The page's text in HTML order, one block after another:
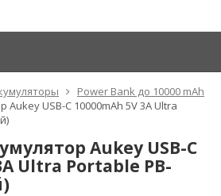
Power Bank до 10000 mAh
USB-C 10000mAh 5V 3A Ultra
Aukey USB-C
Ultra Portable PB-